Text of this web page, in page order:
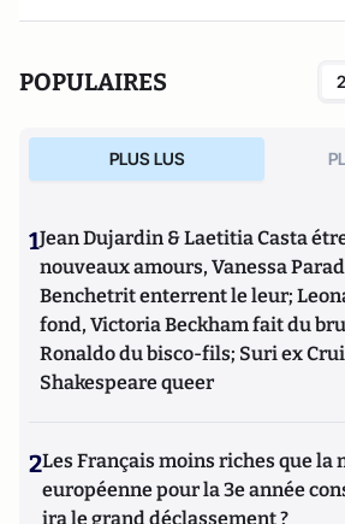
POPULAIRES
PLUS LUS
1Jean Dujardin & Laetitia Casta
nouveaux amours, Vanessa
Benchetrit enterrent le leur;
fond, Victoria Beckham fait du
Ronaldo du bisco-fils; Suri ex
Shakespeare queer
2Les Français moins riches que la
européenne pour la 3e année
ira le grand déclassement ?